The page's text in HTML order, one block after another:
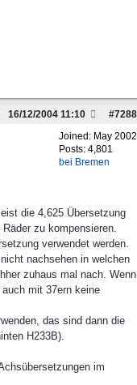
#7288
16/12/2004 11:10
Joined: May 2002
Posts: 4,801
bei Bremen
die 4,625 Übersetzung
zu kompensieren.
verwendet werden.
nachsehen in welchen
zuhaus mal nach. Wenn
mit 37ern keine
das sind dann die
H233B).
im